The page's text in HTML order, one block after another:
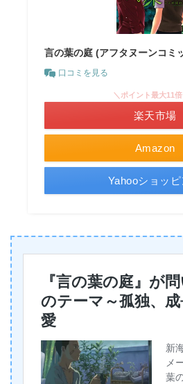
言の葉の庭 (アフタヌーンコミ
口コミを見る
Amazon
＼ポイント最大11
楽天市場
Yahooショッ